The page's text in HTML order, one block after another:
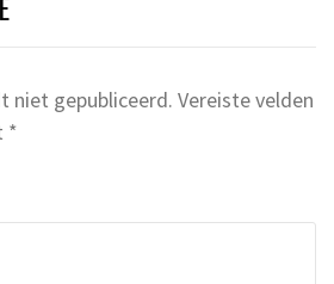
niet gepubliceerd. Vereiste velden
*